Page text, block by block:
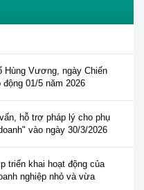
pháp lý đối với Công ty
Hùng Vương, ngày Chiến
01/5 năm 2026
hỗ trợ pháp lý cho phụ
vào ngày 30/3/2026
triển khai hoạt động của
nghiệp nhỏ và vừa